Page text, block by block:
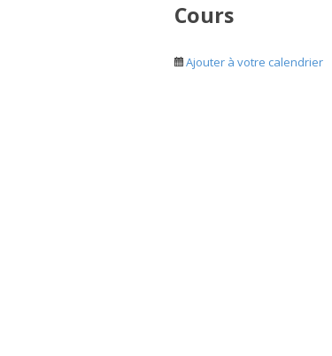
Cours
Ajouter à votre calendrier